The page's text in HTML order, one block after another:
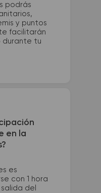
podrás
y puntos
facilitarán
durante tu
en la
es
con 1 hora
del